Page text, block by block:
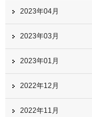
2023年04月
2023年03月
2023年01月
2022年12月
2022年11月